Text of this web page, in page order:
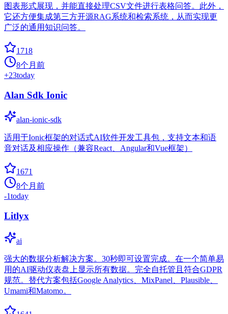
图表形式展现，并能直接处理CSV文件进行表格问答。此外，
它还方便集成第三方开源RAG系统和检索系统，从而实现更
广泛的通用知识问答。
1718
8个月前
+23today
Alan Sdk Ionic
alan-ionic-sdk
适用于Ionic框架的对话式AI软件开发工具包，支持文本和语
音对话及相应操作（兼容React、Angular和Vue框架）
1671
8个月前
-1today
Litlyx
ai
强大的数据分析解决方案。30秒即可设置完成。在一个简单易
用的AI驱动仪表盘上显示所有数据。完全自托管且符合GDPR
规范。替代方案包括Google Analytics、MixPanel、Plausible、
Umami和Matomo。